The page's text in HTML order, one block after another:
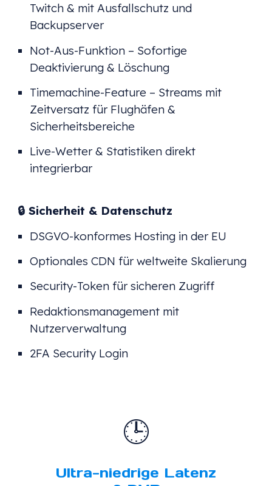
Twitch & mit Ausfallschutz und
Backupserver
Not-Aus-Funktion – Sofortige
Deaktivierung & Löschung
Timemachine-Feature – Streams mit
Zeitversatz für Flughäfen &
Sicherheitsbereiche
Live-Wetter & Statistiken direkt
integrierbar
🔒 Sicherheit & Datenschutz
DSGVO-konformes Hosting in der EU
Optionales CDN für weltweite Skalierung
Security-Token für sicheren Zugriff
Redaktionsmanagement mit
Nutzerverwaltung
2FA Security Login
🕒
Ultra-niedrige Latenz